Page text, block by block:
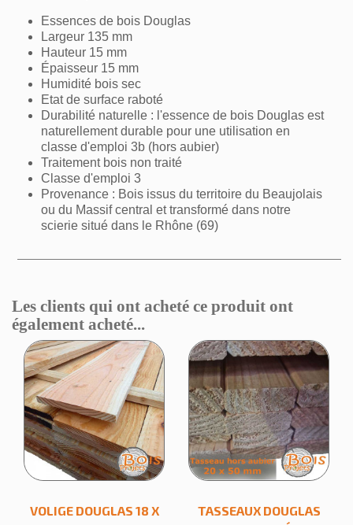
Essences de bois Douglas
Largeur 135 mm
Hauteur 15 mm
Épaisseur 15 mm
Humidité bois sec
Etat de surface raboté
Durabilité naturelle : l'essence de bois Douglas est
naturellement durable pour une utilisation en
classe d'emploi 3b (hors aubier)
Traitement bois non traité
Classe d'emploi 3
Provenance : Bois issus du territoire du Beaujolais
ou du Massif central et transformé dans notre
scierie situé dans le Rhône (69)
Les clients qui ont acheté ce produit ont
également acheté...
VOLIGE DOUGLAS 18 X
TASSEAUX DOUGLAS